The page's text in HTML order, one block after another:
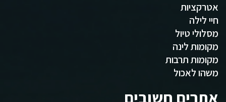
אטרקציות
חיי לילה
מסלולי טיול
מקומות לינה
מקומות תרבות
משהו לאכול
אתרים חשובים